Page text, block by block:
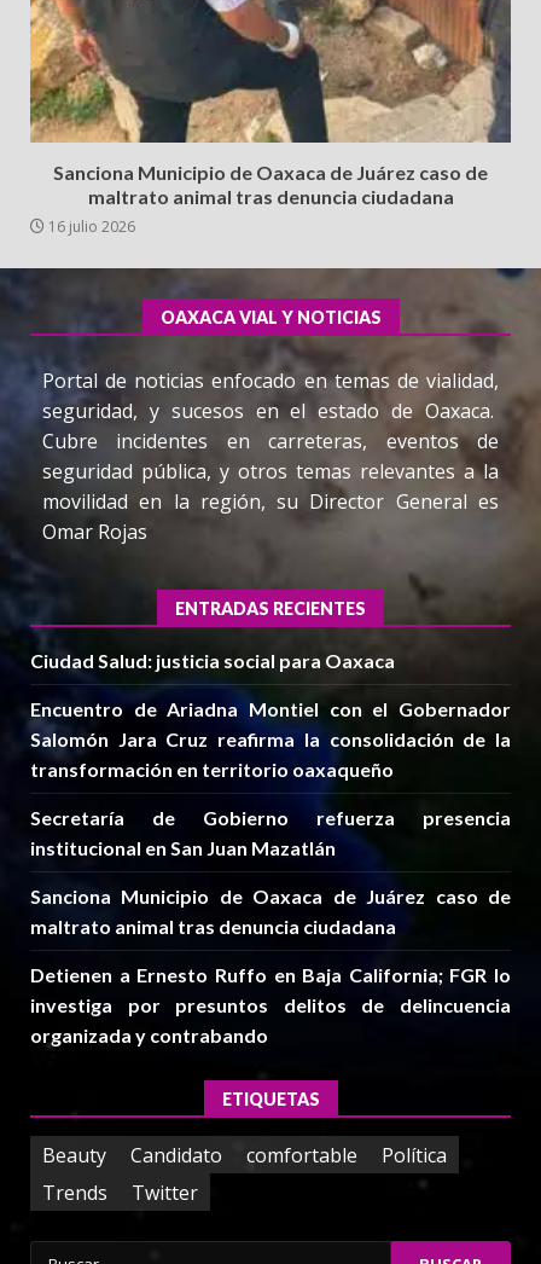
Sanciona Municipio de Oaxaca de Juárez caso de
maltrato animal tras denuncia ciudadana
16 julio 2026
OAXACA VIAL Y NOTICIAS
Portal de noticias enfocado en temas de vialidad,
seguridad, y sucesos en el estado de Oaxaca.
Cubre incidentes en carreteras, eventos de
seguridad pública, y otros temas relevantes a la
movilidad en la región, su Director General es
Omar Rojas
ENTRADAS RECIENTES
Ciudad Salud: justicia social para Oaxaca
Encuentro de Ariadna Montiel con el Gobernador
Salomón Jara Cruz reafirma la consolidación de la
transformación en territorio oaxaqueño
Secretaría de Gobierno refuerza presencia
institucional en San Juan Mazatlán
Sanciona Municipio de Oaxaca de Juárez caso de
maltrato animal tras denuncia ciudadana
Detienen a Ernesto Ruffo en Baja California; FGR lo
investiga por presuntos delitos de delincuencia
organizada y contrabando
ETIQUETAS
Beauty Candidato comfortable
Política
Trends
Twitter
Buscar: